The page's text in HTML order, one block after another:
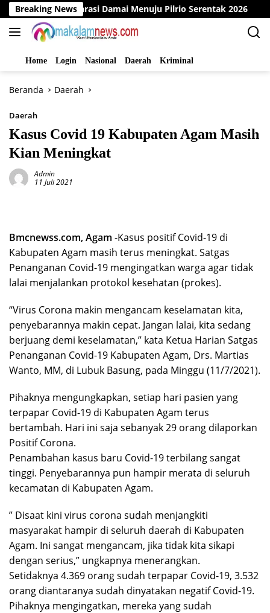
Langsung
ke
konten
Breaking News
Deklarasi Damai Menuju Pilrio Serentak 2026
Home Login Nasional Daerah Kriminal
Beranda Daerah
Daerah
Kasus Covid 19 Kabupaten Agam Masih
Kian Meningkat
Admin
11 Juli 2021
Bmcnewss.com, Agam -Kasus positif Covid-19 di
Kabupaten Agam masih terus meningkat. Satgas
Penanganan Covid-19 mengingatkan warga agar tidak
lalai menjalankan protokol kesehatan (prokes).
“Virus Corona makin mengancam keselamatan kita,
penyebarannya makin cepat. Jangan lalai, kita sedang
berjuang demi keselamatan,” kata Ketua Harian Satgas
Penanganan Covid-19 Kabupaten Agam, Drs. Martias
Wanto, MM, di Lubuk Basung, pada Minggu (11/7/2021).
Pihaknya mengungkapkan, setiap hari pasien yang
terpapar Covid-19 di Kabupaten Agam terus
bertambah. Hari ini saja sebanyak 29 orang dilaporkan
Positif Corona.
Penambahan kasus baru Covid-19 terbilang sangat
tinggi. Penyebarannya pun hampir merata di seluruh
kecamatan di Kabupaten Agam.
” Disaat kini virus corona sudah menjangkiti
masyarakat hampir di seluruh daerah di Kabupaten
Agam. Ini sangat mengancam, jika tidak kita sikapi
dengan serius,” ungkapnya menerangkan.
Setidaknya 4.369 orang sudah terpapar Covid-19, 3.532
orang diantaranya sudah dinyatakan negatif Covid-19.
Pihaknya mengingatkan, mereka yang sudah